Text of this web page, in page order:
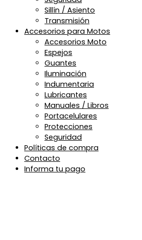
Sillín / Asiento
Transmisión
Accesorios para Motos
Accesorios Moto
Espejos
Guantes
Iluminación
Indumentaria
Lubricantes
Manuales / Libros
Portacelulares
Protecciones
Seguridad
Políticas de compra
Contacto
Informa tu pago